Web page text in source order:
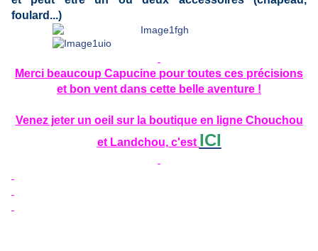
foulard...)
Merci beaucoup Capucine pour toutes ces précisions
et bon vent dans cette belle aventure !
Venez jeter un oeil sur la boutique en ligne Chouchou
et Landchou, c'est ICI